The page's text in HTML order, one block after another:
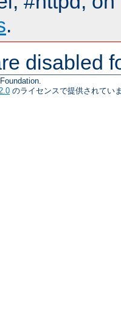
.
disabled
のライセンスで提供されてい